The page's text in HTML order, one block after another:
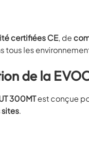
certifiées CE, de
tous les
de la
300MTest conçue
sites.